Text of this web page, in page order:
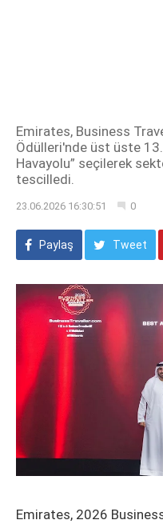
Emirates, Business
Ödülleri'nde üst üste 13.
Havayolu” seçilerek
tescilledi.
23.06.2026 16:30:51 0
Paylaş Tweet
Emirates, 2026